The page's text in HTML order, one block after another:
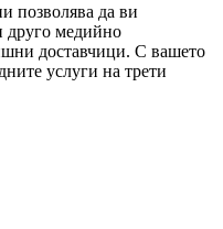
позволява да ви
друго медийно
доставчици. С вашето
услуги на трети